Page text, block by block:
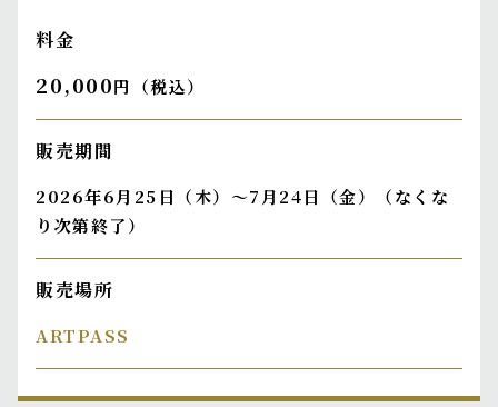
料金
20,000円（税込）
販売期間
2026年6月25日（木）～7月24日（金）（なくな
り次第終了）
販売場所
ARTPASS